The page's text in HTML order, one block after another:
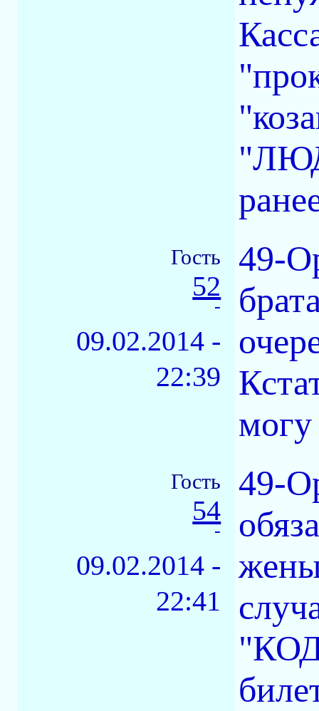
Гость
52
-
09.02.2014 -
22:39
49-
могу
Гость
54
-
09.02.2014 -
22:41
49-